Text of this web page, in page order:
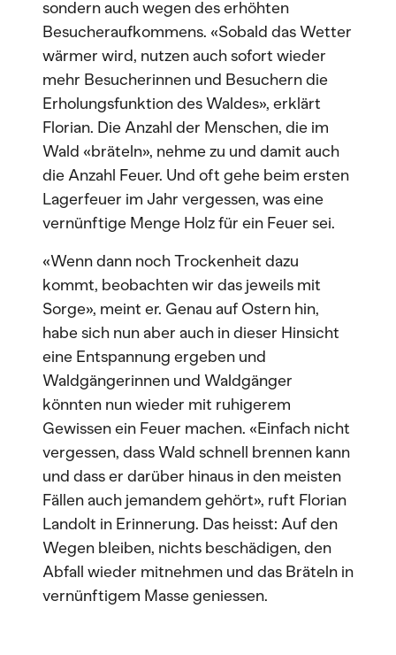
sondern auch wegen des erhöhten
Besucheraufkommens. «Sobald das Wetter
wärmer wird, nutzen auch sofort wieder
mehr Besucherinnen und Besuchern die
Erholungsfunktion des Waldes», erklärt
Florian. Die Anzahl der Menschen, die im
Wald «bräteln», nehme zu und damit auch
die Anzahl Feuer. Und oft gehe beim ersten
Lagerfeuer im Jahr vergessen, was eine
vernünftige Menge Holz für ein Feuer sei.
«Wenn dann noch Trockenheit dazu
kommt, beobachten wir das jeweils mit
Sorge», meint er. Genau auf Ostern hin,
habe sich nun aber auch in dieser Hinsicht
eine Entspannung ergeben und
Waldgängerinnen und Waldgänger
könnten nun wieder mit ruhigerem
Gewissen ein Feuer machen. «Einfach nicht
vergessen, dass Wald schnell brennen kann
und dass er darüber hinaus in den meisten
Fällen auch jemandem gehört», ruft Florian
Landolt in Erinnerung. Das heisst: Auf den
Wegen bleiben, nichts beschädigen, den
Abfall wieder mitnehmen und das Bräteln in
vernünftigem Masse geniessen.